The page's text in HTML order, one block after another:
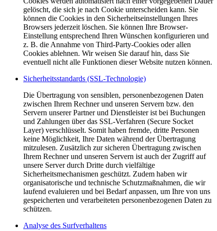
gelöscht, die sich je nach Cookie unterscheiden kann. Sie
können die Cookies in den Sicherheitseinstellungen Ihres
Browsers jederzeit löschen. Sie können Ihre Browser-
Einstellung entsprechend Ihren Wünschen konfigurieren und
z. B. die Annahme von Third-Party-Cookies oder allen
Cookies ablehnen. Wir weisen Sie darauf hin, dass Sie
eventuell nicht alle Funktionen dieser Website nutzen können.
Sicherheitsstandards (SSL-Technologie)
Die Übertragung von sensiblen, personenbezogenen Daten
zwischen Ihrem Rechner und unseren Servern bzw. den
Servern unserer Partner und Dienstleister ist bei Buchungen
und Zahlungen über das SSL-Verfahren (Secure Socket
Layer) verschlüsselt. Somit haben fremde, dritte Personen
keine Möglichkeit, Ihre Daten während der Übertragung
mitzulesen. Zusätzlich zur sicheren Übertragung zwischen
Ihrem Rechner und unseren Servern ist auch der Zugriff auf
unsere Server durch Dritte durch vielfältige
Sicherheitsmechanismen geschützt. Zudem haben wir
organisatorische und technische Schutzmaßnahmen, die wir
laufend evaluieren und bei Bedarf anpassen, um Ihre von uns
gespeicherten und verarbeiteten personenbezogenen Daten zu
schützen.
Analyse des Surfverhaltens